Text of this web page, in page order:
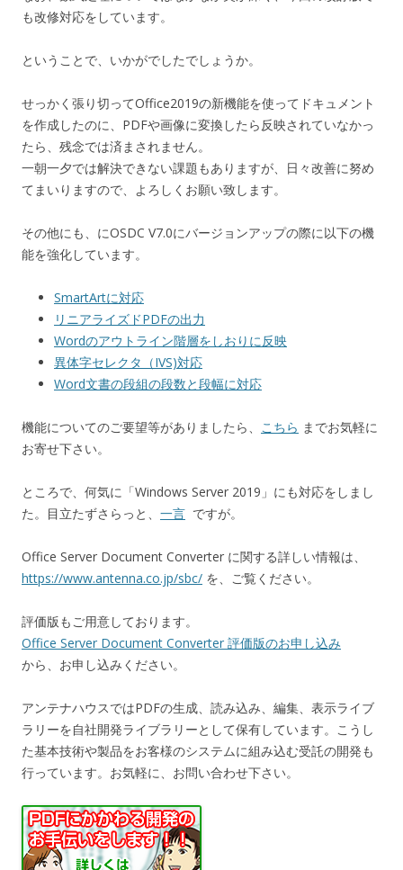
も改修対応をしています。
ということで、いかがでしたでしょうか。
せっかく張り切ってOffice2019の新機能を使ってドキュメント
を作成したのに、PDFや画像に変換したら反映されていなかっ
たら、残念では済まされません。
一朝一夕では解決できない課題もありますが、日々改善に努め
てまいりますので、よろしくお願い致します。
その他にも、にOSDC V7.0にバージョンアップの際に以下の機
能を強化しています。
SmartArtに対応
リニアライズドPDFの出力
Wordのアウトライン階層をしおりに反映
異体字セレクタ（IVS)対応
Word文書の段組の段数と段幅に対応
機能についてのご要望等がありましたら、 こちら までお気軽に
お寄せ下さい。
ところで、何気に「Windows Server 2019」にも対応をしまし
た。目立たずさらっと、 一言 ですが。
Office Server Document Converter に関する詳しい情報は、
https://www.antenna.co.jp/sbc/ を、ご覧ください。
評価版もご用意しております。
Office Server Document Converter 評価版のお申し込み
から、お申し込みください。
アンテナハウスではPDFの生成、読み込み、編集、表示ライブ
ラリーを自社開発ライブラリーとして保有しています。こうし
た基本技術や製品をお客様のシステムに組み込む受託の開発も
行っています。お気軽に、お問い合わせ下さい。